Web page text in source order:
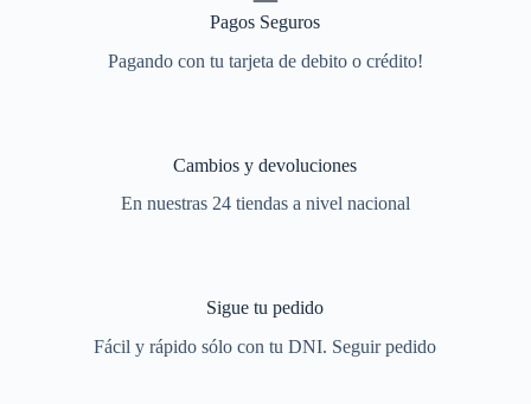
Pagos Seguros
Pagando con tu tarjeta de debito o crédito!
Cambios y devoluciones
En nuestras 24 tiendas a nivel nacional
Sigue tu pedido
Fácil y rápido sólo con tu DNI. Seguir pedido